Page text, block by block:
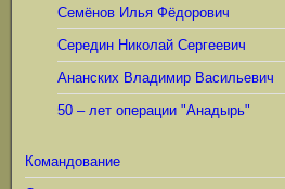
Семёнов Илья Фёдорович
Середин Николай Сергеевич
Ананских Владимир Васильевич
50 – лет операции "Анадырь"
Командование